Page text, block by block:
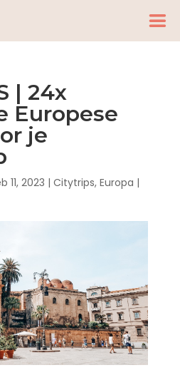
| 24x
Europese
je
11, 2023 | Citytrips, Europa |